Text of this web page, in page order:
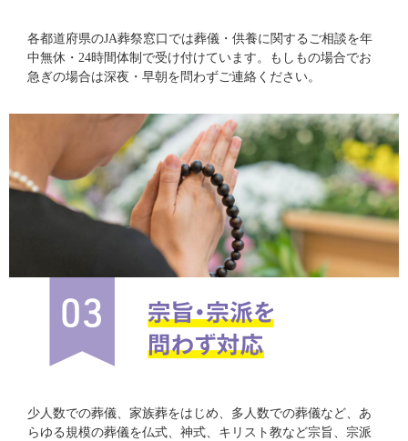
各都道府県のJA葬祭窓口では葬儀・供養に関するご相談を年
中無休・24時間体制で受け付けています。もしもの場合でお
急ぎの場合は深夜・早朝を問わずご連絡ください。
少人数での葬儀、家族葬をはじめ、多人数での葬儀など、あ
らゆる規模の葬儀を仏式、神式、キリスト教など宗旨、宗派